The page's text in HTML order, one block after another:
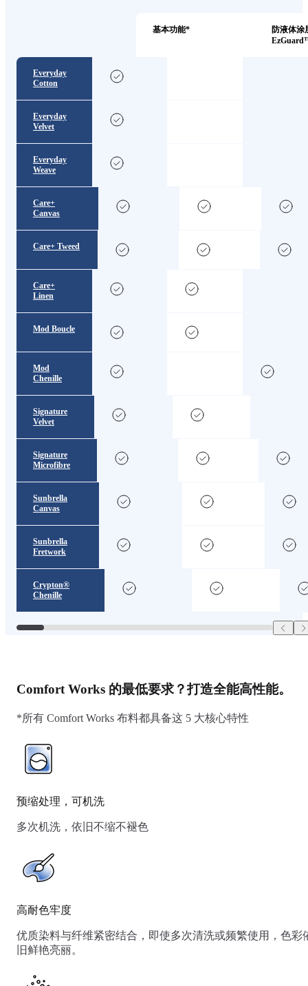
基本功能*
防液体
Everyday
Cotton
Everyday
Velvet
Everyday
Weave
Care+
Canvas
Care+ Tweed
Care+
Linen
Mod Boucle
Mod
Chenille
Signature
Velvet
Signature
Microfibre
Sunbrella
Canvas
Sunbrella
Fretwork
Crypton®
Chenille
Comfort Works 的最低要求？打造全能高性能。
*所有 Comfort Works 布料都具备这 5 大核心特性
预缩处理，可机洗
多次机洗，依旧不缩不褪色
高耐色牢度
优质染料与纤维紧密结合，即使多次清洗或频繁使用，色彩
旧鲜艳亮丽。